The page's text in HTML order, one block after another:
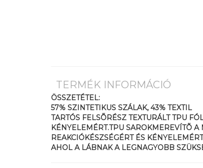
TERMÉK INFORMÁCIÓ
ÖSSZETÉTEL:
57% SZINTETIKUS SZÁLAK, 43% TEXTIL
TARTÓS FELSÕRÉSZ TEXTURÁLT TPU
KÉNYELEMÉRT.TPU SAROKMEREVÍTÕ
REAKCIÓKÉSZSÉGÉRT ÉS
AHOL A LÁBNAK A LEGNAGYOBB